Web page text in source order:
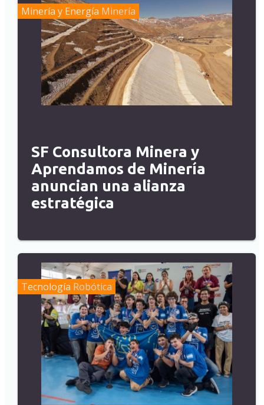
Minería y Energía Minería
SF Consultora Minera y
Aprendamos de Minería
anuncian una alianza
estratégica
Tecnología Robótica